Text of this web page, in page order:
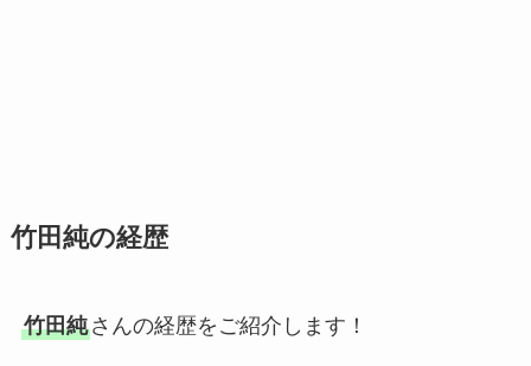
竹田純の経歴
竹田純さんの経歴をご紹介します！